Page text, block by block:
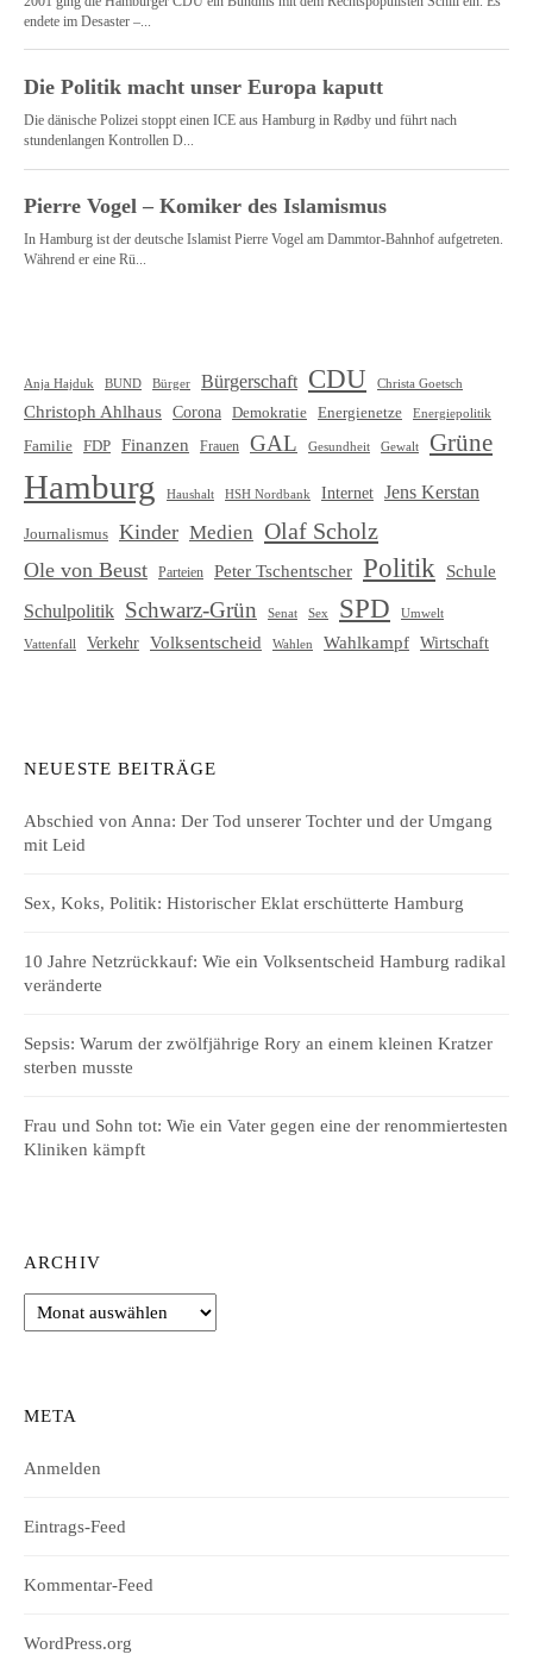
Anja Hajduk BUND Bürger Bürgerschaft CDU Christa Goetsch
Christoph Ahlhaus Corona Demokratie Energienetze Energiepolitik
Familie FDP Finanzen Frauen GAL Gesundheit Gewalt Grüne
Hamburg Haushalt HSH Nordbank Internet Jens Kerstan
Journalismus Kinder Medien Olaf Scholz
Ole von Beust Parteien Peter Tschentscher Politik
Schule
Schulpolitik Schwarz-Grün Senat Sex SPD Umwelt
Vattenfall Verkehr Volksentscheid Wahlen Wahlkampf Wirtschaft
NEUESTE BEITRÄGE
Abschied von Anna: Der Tod unserer Tochter und der Umgang
mit Leid
Sex, Koks, Politik: Historischer Eklat erschütterte Hamburg
10 Jahre Netzrückkauf: Wie ein Volksentscheid Hamburg radikal
veränderte
Sepsis: Warum der zwölfjährige Rory an einem kleinen Kratzer
sterben musste
Frau und Sohn tot: Wie ein Vater gegen eine der renommiertesten
Kliniken kämpft
ARCHIV
Archiv
META
Anmelden
Eintrags-Feed
Kommentar-Feed
WordPress.org